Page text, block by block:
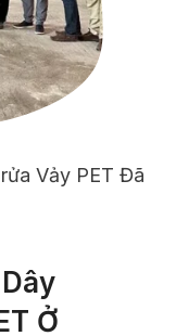
Vảy PET Đã
Ở